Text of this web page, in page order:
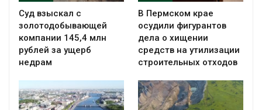
Суд взыскал с
золотодобывающей
компании 145,4 млн
рублей за ущерб
недрам
В Пермском крае
осудили фигурантов
дела о хищении
средств на утилизации
строительных отходов